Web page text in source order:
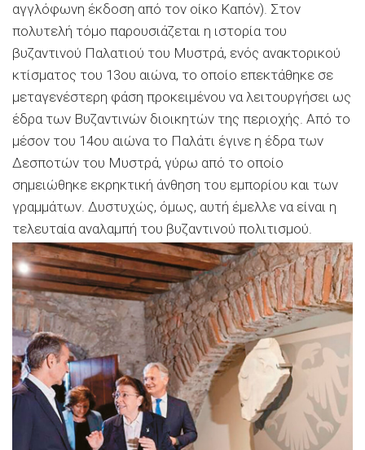
αγγλόφωνη έκδοση από τον οίκο Καπόν). Στον
πολυτελή τόμο παρουσιάζεται η ιστορία του
βυζαντινού Παλατιού του Μυστρά, ενός ανακτορικού
κτίσματος του 13ου αιώνα, το οποίο επεκτάθηκε σε
μεταγενέστερη φάση προκειμένου να λειτουργήσει ως
έδρα των Βυζαντινών διοικητών της περιοχής. Από το
μέσον του 14ου αιώνα το Παλάτι έγινε η έδρα των
Δεσποτών του Μυστρά, γύρω από το οποίο
σημειώθηκε εκρηκτική άνθηση του εμπορίου και των
γραμμάτων. Δυστυχώς, όμως, αυτή έμελλε να είναι η
τελευταία αναλαμπή του βυζαντινού πολιτισμού.